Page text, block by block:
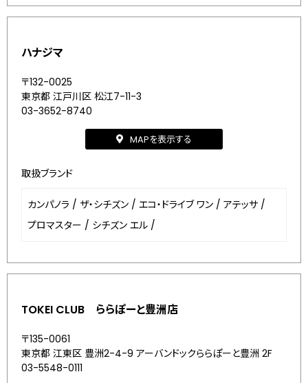
ハナジマ
〒132-0025
東京都 江戸川区 松江7-11-3
03-3652-8740
MAPを表示する
取扱ブランド
カンパノラ / ザ・シチズン / エコ・ドライブ ワン / アテッサ /
プロマスター / シチズン エル /
TOKEI CLUB ららぽーと豊洲店
〒135-0061
東京都 江東区 豊洲2-4-9 アーバンドックららぽーと豊洲 2F
03-5548-0111